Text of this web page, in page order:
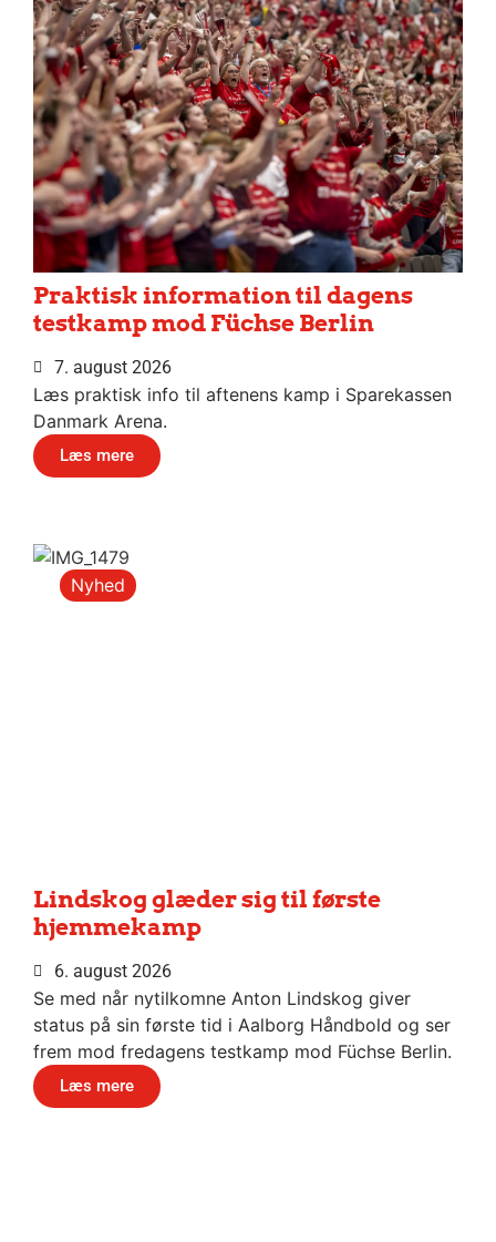
Praktisk information til dagens
testkamp mod Füchse Berlin
7. august 2026
Læs praktisk info til aftenens kamp i Sparekassen
Danmark Arena.
Læs mere
Nyhed
Lindskog glæder sig til første
hjemmekamp
6. august 2026
Se med når nytilkomne Anton Lindskog giver
status på sin første tid i Aalborg Håndbold og ser
frem mod fredagens testkamp mod Füchse Berlin.
Læs mere